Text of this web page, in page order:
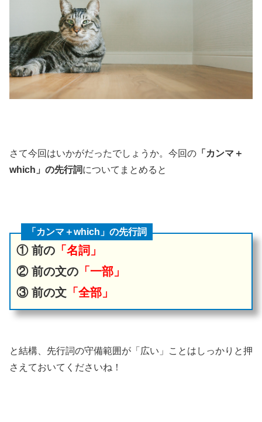
さて今回はいかがだったでしょうか。今回の 「カンマ＋
which」の先行詞についてまとめると
「カンマ＋which」の先行詞
① 前の 「名詞」
② 前の文の 「一部」
③ 前の文 「全部」
と結構、先行詞の守備範囲が「広い」ことはしっかりと押
さえておいてくださいね！